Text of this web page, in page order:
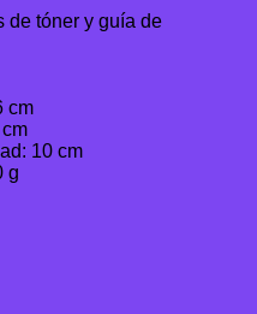
de tóner y guía de
cm
10 cm
g